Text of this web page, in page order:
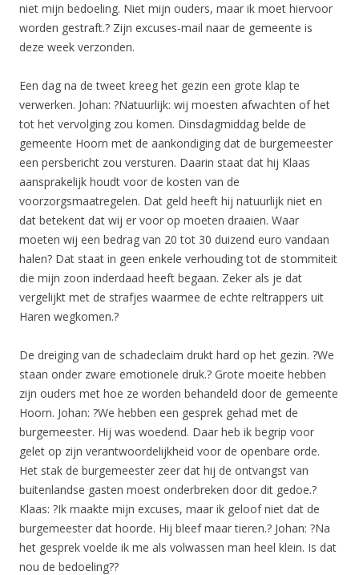
niet mijn bedoeling. Niet mijn ouders, maar ik moet hiervoor
worden gestraft.? Zijn excuses-mail naar de gemeente is
deze week verzonden.
Een dag na de tweet kreeg het gezin een grote klap te
verwerken. Johan: ?Natuurlijk: wij moesten afwachten of het
tot het vervolging zou komen. Dinsdagmiddag belde de
gemeente Hoorn met de aankondiging dat de burgemeester
een persbericht zou versturen. Daarin staat dat hij Klaas
aansprakelijk houdt voor de kosten van de
voorzorgsmaatregelen. Dat geld heeft hij natuurlijk niet en
dat betekent dat wij er voor op moeten draaien. Waar
moeten wij een bedrag van 20 tot 30 duizend euro vandaan
halen? Dat staat in geen enkele verhouding tot de stommiteit
die mijn zoon inderdaad heeft begaan. Zeker als je dat
vergelijkt met de strafjes waarmee de echte reltrappers uit
Haren wegkomen.?
De dreiging van de schadeclaim drukt hard op het gezin. ?We
staan onder zware emotionele druk.? Grote moeite hebben
zijn ouders met hoe ze worden behandeld door de gemeente
Hoorn. Johan: ?We hebben een gesprek gehad met de
burgemeester. Hij was woedend. Daar heb ik begrip voor
gelet op zijn verantwoordelijkheid voor de openbare orde.
Het stak de burgemeester zeer dat hij de ontvangst van
buitenlandse gasten moest onderbreken door dit gedoe.?
Klaas: ?Ik maakte mijn excuses, maar ik geloof niet dat de
burgemeester dat hoorde. Hij bleef maar tieren.? Johan: ?Na
het gesprek voelde ik me als volwassen man heel klein. Is dat
nou de bedoeling??